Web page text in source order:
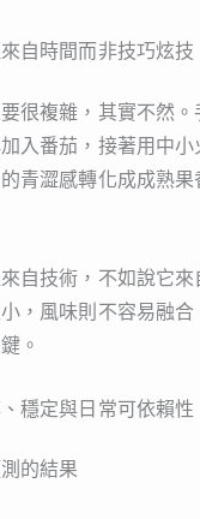
自時間而非技巧炫技
很複雜，其實不然
入番茄，接著用中
青澀感轉化成成熟
自技術，不如說它
，風味則不容易融
。
穩定與日常可依賴性
的結果